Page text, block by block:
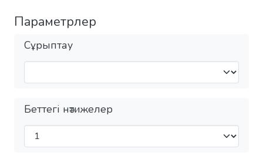
Параметрлер
Сұрыптау
Беттегі нәтижелер